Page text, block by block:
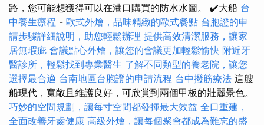
路，您可能想獲得可以在港口購買的防水水圖。 ✔️大船 台
中養生療程 - 歐式外燴，品味精緻的歐式餐點 台胞證的申
請步驟詳細說明，助您輕鬆辦理 提供高效清潔服務，讓家
居無瑕疵 會議點心外燴，讓您的會議更加輕鬆愉快 附近牙
醫診所，輕鬆找到專業醫生 了解不同類型的養老院，讓您
選擇最合適 台南地區台胞證的申請流程 台中撥筋療法 這艘
船現代，寬敞且維護良好，可欣賞到兩個甲板的壯麗景色。
巧妙的空間規劃，讓每寸空間都發揮最大效益 全口重建，
全面改善牙齒健康 高級外燴，讓每個聚會都成為難忘的盛